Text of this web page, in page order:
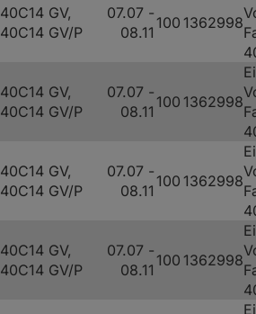
40C14 GV,
40C14 GV/P
07.07 -
08.11
100 1362998
40C14 GV,
40C14 GV/P
07.07 -
08.11
100 1362998
40C14 GV,
40C14 GV/P
07.07 -
08.11
100 1362998
40C14 GV,
40C14 GV/P
07.07 -
08.11
100 1362998